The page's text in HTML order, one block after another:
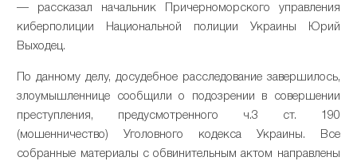
— рассказал начальник Причерноморского управления
киберполиции Национальной полиции Украины Юрий
Выходец.
По данному делу, досудебное расследование завершилось,
злоумышленнице сообщили о подозрении в совершении
преступления, предусмотренного ч.3 ст. 190
(мошенничество) Уголовного кодекса Украины. Все
собранные материалы с обвинительным актом направлены